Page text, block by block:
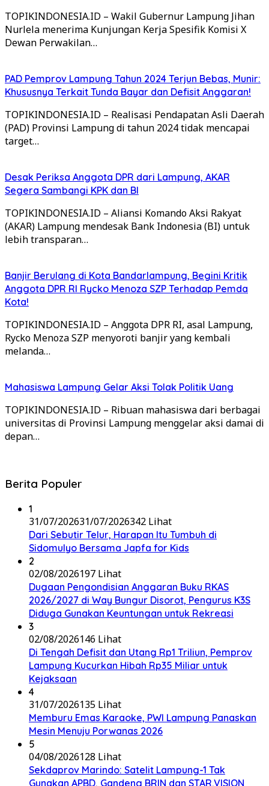
TOPIKINDONESIA.ID – Wakil Gubernur Lampung Jihan
Nurlela menerima Kunjungan Kerja Spesifik Komisi X
Dewan Perwakilan…
PAD Pemprov Lampung Tahun 2024 Terjun Bebas, Munir:
Khususnya Terkait Tunda Bayar dan Defisit Anggaran!
TOPIKINDONESIA.ID – Realisasi Pendapatan Asli Daerah
(PAD) Provinsi Lampung di tahun 2024 tidak mencapai
target…
Desak Periksa Anggota DPR dari Lampung, AKAR
Segera Sambangi KPK dan BI
TOPIKINDONESIA.ID – Aliansi Komando Aksi Rakyat
(AKAR) Lampung mendesak Bank Indonesia (BI) untuk
lebih transparan…
Banjir Berulang di Kota Bandarlampung, Begini Kritik
Anggota DPR RI Rycko Menoza SZP Terhadap Pemda
Kota!
TOPIKINDONESIA.ID – Anggota DPR RI, asal Lampung,
Rycko Menoza SZP menyoroti banjir yang kembali
melanda…
Mahasiswa Lampung Gelar Aksi Tolak Politik Uang
TOPIKINDONESIA.ID – Ribuan mahasiswa dari berbagai
universitas di Provinsi Lampung menggelar aksi damai di
depan…
Berita Populer
1
31/07/202631/07/2026342 Lihat
Dari Sebutir Telur, Harapan Itu Tumbuh di
Sidomulyo Bersama Japfa for Kids
2
02/08/2026197 Lihat
Dugaan Pengondisian Anggaran Buku RKAS
2026/2027 di Way Bungur Disorot, Pengurus K3S
Diduga Gunakan Keuntungan untuk Rekreasi
3
02/08/2026146 Lihat
Di Tengah Defisit dan Utang Rp1 Triliun, Pemprov
Lampung Kucurkan Hibah Rp35 Miliar untuk
Kejaksaan
4
31/07/2026135 Lihat
Memburu Emas Karaoke, PWI Lampung Panaskan
Mesin Menuju Porwanas 2026
5
04/08/2026128 Lihat
Sekdaprov Marindo: Satelit Lampung-1 Tak
Gunakan APBD, Gandeng BRIN dan STAR.VISION